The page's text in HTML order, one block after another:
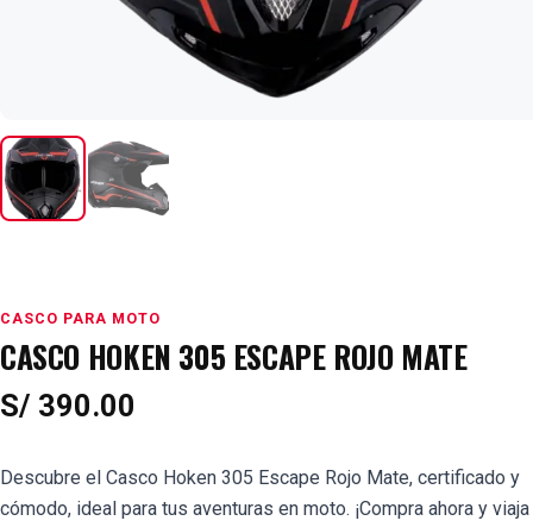
CASCO PARA MOTO
CASCO HOKEN 305 ESCAPE ROJO MATE
S/ 390.00
Descubre el Casco Hoken 305 Escape Rojo Mate, certificado y
cómodo, ideal para tus aventuras en moto. ¡Compra ahora y viaja